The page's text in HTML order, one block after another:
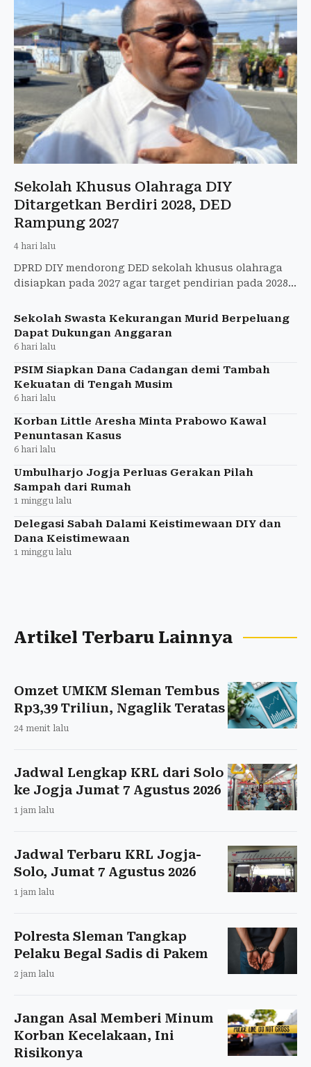
Sekolah Khusus Olahraga DIY
Ditargetkan Berdiri 2028, DED
Rampung 2027
4 hari lalu
DPRD DIY mendorong DED sekolah khusus olahraga
disiapkan pada 2027 agar target pendirian pada 2028
Sekolah Swasta Kekurangan Murid Berpeluang
Dapat Dukungan Anggaran
6 hari lalu
PSIM Siapkan Dana Cadangan demi Tambah
Kekuatan di Tengah Musim
6 hari lalu
Korban Little Aresha Minta Prabowo Kawal
Penuntasan Kasus
6 hari lalu
Umbulharjo Jogja Perluas Gerakan Pilah
Sampah dari Rumah
1 minggu lalu
Delegasi Sabah Dalami Keistimewaan DIY dan
Dana Keistimewaan
1 minggu lalu
Artikel Terbaru Lainnya
Omzet UMKM Sleman Tembus
Rp3,39 Triliun, Ngaglik Teratas
24 menit lalu
Jadwal Lengkap KRL dari Solo
ke Jogja Jumat 7 Agustus 2026
1 jam lalu
Jadwal Terbaru KRL Jogja-
Solo, Jumat 7 Agustus 2026
1 jam lalu
Polresta Sleman Tangkap
Pelaku Begal Sadis di Pakem
2 jam lalu
Jangan Asal Memberi Minum
Korban Kecelakaan, Ini
Risikonya